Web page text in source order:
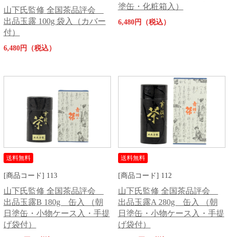
山下氏監修 全国茶品評会
出品玉露 100g 袋入（カバー
付）
6,480円（税込）
塗缶・化粧箱入）
6,480円（税込）
送料無料
[商品コード] 113
山下氏監修 全国茶品評会
出品玉露B 180g 缶入 （朝
日塗缶・小物ケース入・手提
げ袋付）
送料無料
[商品コード] 112
山下氏監修 全国茶品評会
出品玉露A 280g 缶入 （朝
日塗缶・小物ケース入・手提
げ袋付）